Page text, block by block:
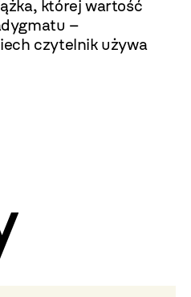
której wartość
–
czytelnik używa